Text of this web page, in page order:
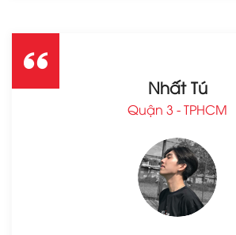
Nhất Tú
Quận 3 - TPHCM